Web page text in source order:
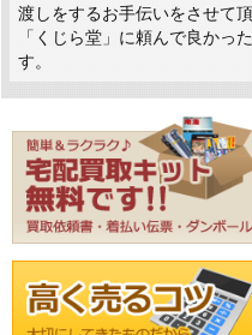
渡しをするお手伝いをさせて頂
「くじら堂」に頼んで良かっ
す。